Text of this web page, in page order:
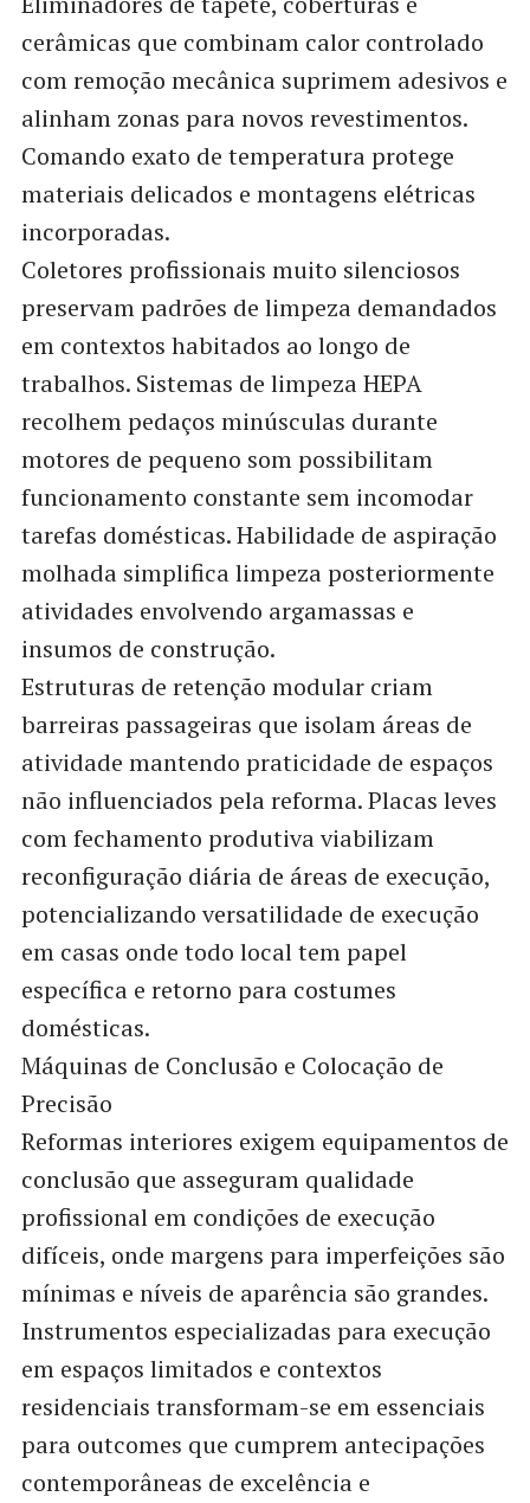
cerâmicas que combinam calor controlado
com remoção mecânica suprimem adesivos e
alinham zonas para novos revestimentos.
Comando exato de temperatura protege
materiais delicados e montagens elétricas
incorporadas.
Coletores profissionais muito silenciosos
preservam padrões de limpeza demandados
em contextos habitados ao longo de
trabalhos. Sistemas de limpeza HEPA
recolhem pedaços minúsculas durante
motores de pequeno som possibilitam
funcionamento constante sem incomodar
tarefas domésticas. Habilidade de aspiração
molhada simplifica limpeza posteriormente
atividades envolvendo argamassas e
insumos de construção.
Estruturas de retenção modular criam
barreiras passageiras que isolam áreas de
atividade mantendo praticidade de espaços
não influenciados pela reforma. Placas leves
com fechamento produtiva viabilizam
reconfiguração diária de áreas de execução,
potencializando versatilidade de execução
em casas onde todo local tem papel
específica e retorno para costumes
domésticas.
Máquinas de Conclusão e Colocação de
Precisão
Reformas interiores exigem equipamentos de
conclusão que asseguram qualidade
profissional em condições de execução
difíceis, onde margens para imperfeições são
mínimas e níveis de aparência são grandes.
Instrumentos especializadas para execução
em espaços limitados e contextos
residenciais transformam-se em essenciais
para outcomes que cumprem antecipações
contemporâneas de excelência e